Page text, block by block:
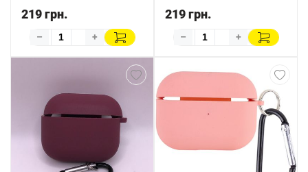
219 грн.
– +
219 грн.
– +